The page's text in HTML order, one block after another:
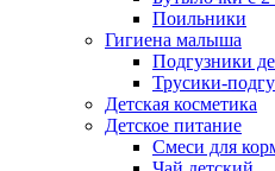
Поильники
Гигиена малыша
Подгузники
Трусики-
Детская косметика
Детское питание
Смеси для